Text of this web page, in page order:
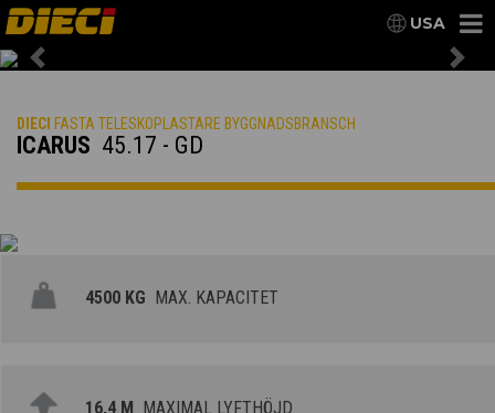
USA
Previous
DIECI FASTA TELESKOPLASTARE BYGGNADSBRANSCH
ICARUS 45.17 - GD
4500 KG MAX. KAPACITET
16,4 M MAXIMAL LYFTHÖJD